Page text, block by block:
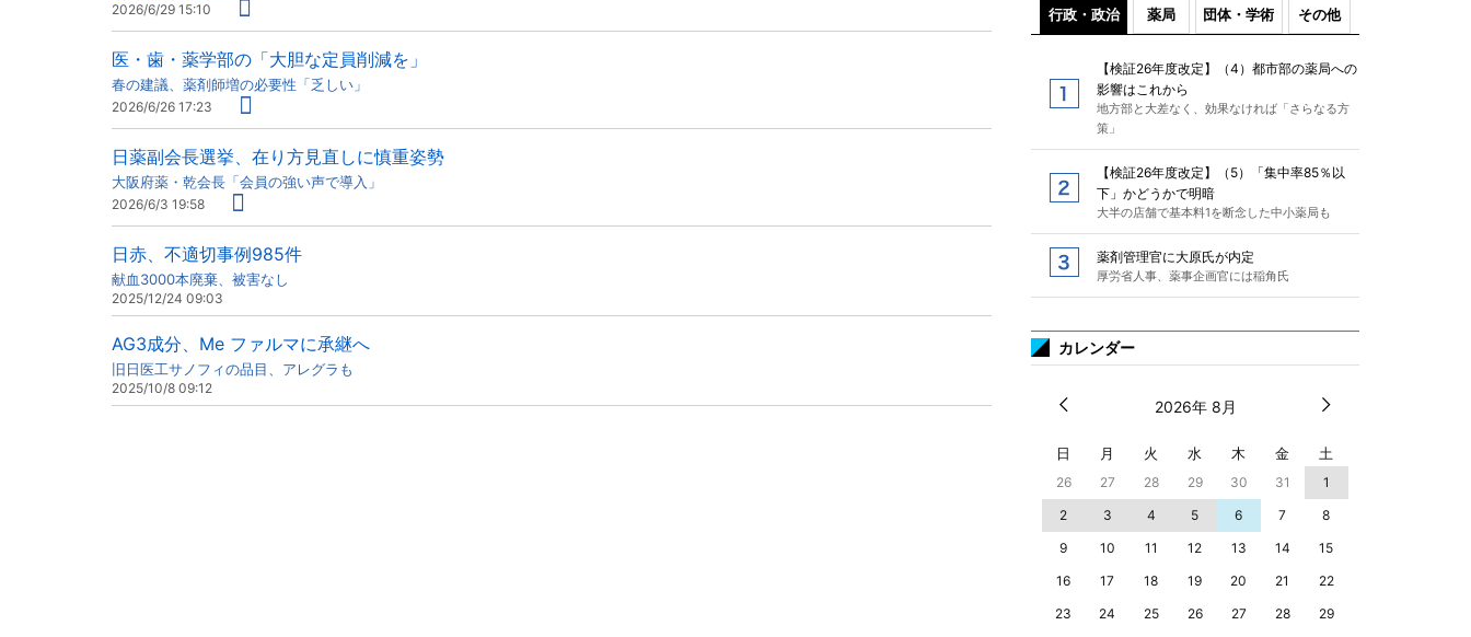
2026/6/29 15:10
医・歯・薬学部の「大胆な定員削減を」
春の建議、薬剤師増の必要性「乏しい」
2026/6/26 17:23
日薬副会長選挙、在り方見直しに慎重姿勢
大阪府薬・乾会長「会員の強い声で導入」
2026/6/3 19:58
日赤、不適切事例985件
献血3000本廃棄、被害なし
2025/12/24 09:03
AG3成分、Me ファルマに承継へ
旧日医工サノフィの品目、アレグラも
2025/10/8 09:12
行政・政治 薬局 団体・学術 その他
【検証26年度改定】（4）都市部の薬局への
影響はこれから
地方部と大差なく、効果なければ「さらなる方
策」
【検証26年度改定】（5）「集中率85％以
下」かどうかで明暗
大半の店舗で基本料1を断念した中小薬局も
薬剤管理官に大原氏が内定
厚労省人事、薬事企画官には稲角氏
カレンダー
2026年 8月
日 月 火 水 木 金 土
26 27 28 29 30 31
1
2
3 4 5 6 7
8
9
10 11 12 13 14
15
16
17 18 19 20 21
22
23
24 25 26 27 28
29